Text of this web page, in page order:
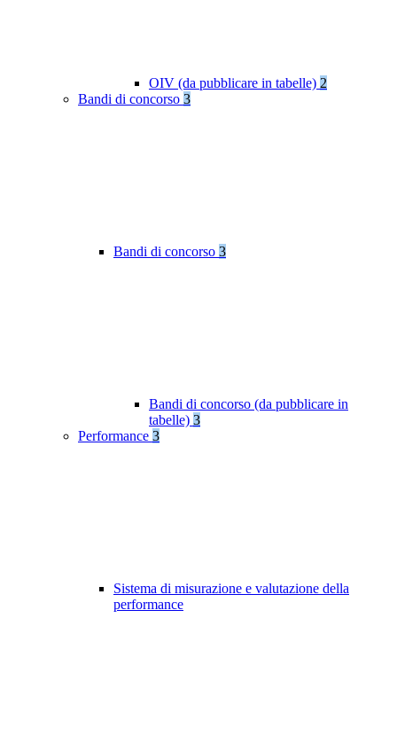
OIV (da pubblicare in tabelle) 2
Bandi di concorso 3
Bandi di concorso 3
Bandi di concorso (da pubblicare in
tabelle) 3
Performance 3
Sistema di misurazione e valutazione della
performance